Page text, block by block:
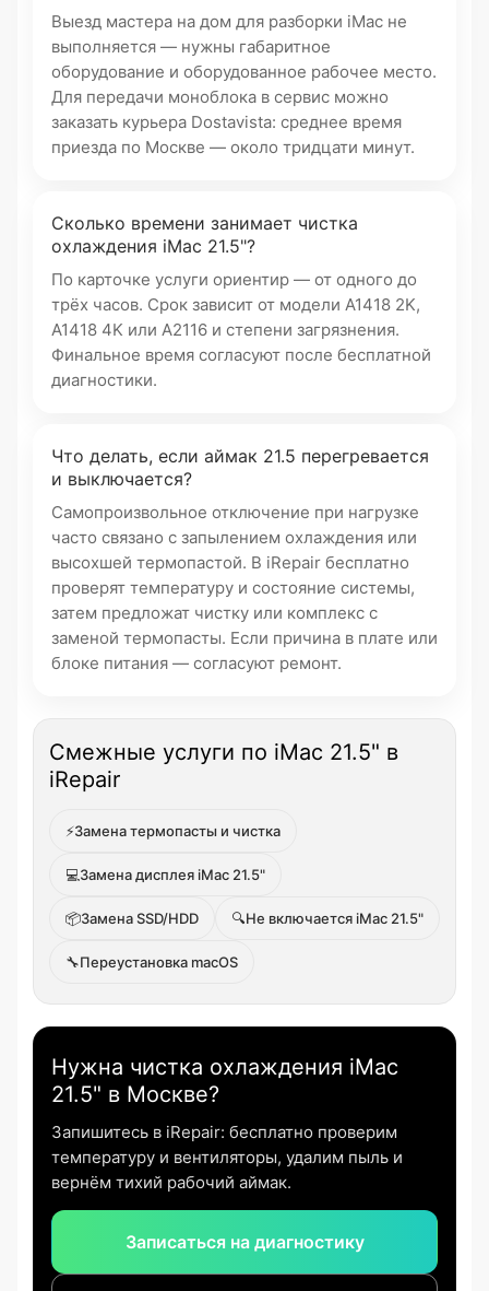
Выезд мастера на дом для разборки iMac не
выполняется — нужны габаритное
оборудование и оборудованное рабочее место.
Для передачи моноблока в сервис можно
заказать курьера Dostavista: среднее время
приезда по Москве — около тридцати минут.
Сколько времени занимает чистка
охлаждения iMac 21.5"?
По карточке услуги ориентир — от одного до
трёх часов. Срок зависит от модели A1418 2K,
A1418 4K или A2116 и степени загрязнения.
Финальное время согласуют после бесплатной
диагностики.
Что делать, если аймак 21.5 перегревается
и выключается?
Самопроизвольное отключение при нагрузке
часто связано с запылением охлаждения или
высохшей термопастой. В iRepair бесплатно
проверят температуру и состояние системы,
затем предложат чистку или комплекс с
заменой термопасты. Если причина в плате или
блоке питания — согласуют ремонт.
Смежные услуги по iMac 21.5" в
iRepair
⚡Замена термопасты и чистка
💻Замена дисплея iMac 21.5"
📦Замена SSD/HDD 🔍Не включается iMac 21.5"
🔧Переустановка macOS
Нужна чистка охлаждения iMac
21.5" в Москве?
Запишитесь в iRepair: бесплатно проверим
температуру и вентиляторы, удалим пыль и
вернём тихий рабочий аймак.
Записаться на диагностику